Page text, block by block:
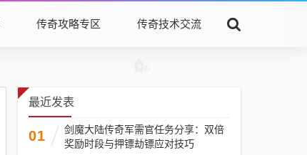
传奇攻略专区 传奇技术交流
最近发表
01
剑魔大陆传奇军需官任务分享：双倍
奖励时段与押镖劫镖应对技巧​